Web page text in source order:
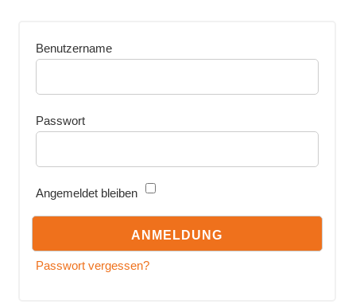
Benutzername
Passwort
Angemeldet bleiben
Passwort vergessen?